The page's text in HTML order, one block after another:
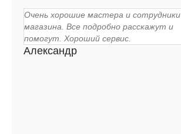
Очень хорошие мастера и сотрудники
магазина. Все подробно расскажут и
помогут. Хороший сервис.
Александр